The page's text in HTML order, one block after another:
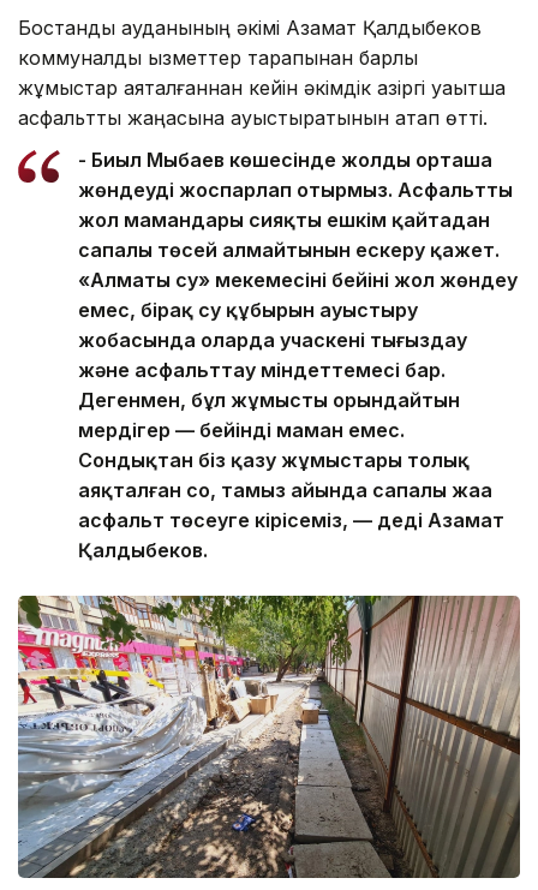
Бостандық ауданының әкімі Азамат Қалдыбеков
коммуналдық қызметтер тарапынан барлық
жұмыстар аяқталғаннан кейін әкімдік қазіргі уақытша
асфальтты жаңасына ауыстыратынын атап өтті.
- Биыл Мыңбаев көшесінде жолды орташа
жөндеуді жоспарлап отырмыз. Асфальтты
жол мамандары сияқты ешкім қайтадан
сапалы төсей алмайтынын ескеру қажет.
«Алматы су» мекемесінің бейіні жол жөндеу
емес, бірақ су құбырын ауыстыру
жобасында оларда учаскені тығыздау
және асфальттау міндеттемесі бар.
Дегенмен, бұл жұмысты орындайтын
мердігер — бейінді маман емес.
Сондықтан біз қазу жұмыстары толық
аяқталған соң, тамыз айында сапалы жаңа
асфальт төсеуге кірісеміз, — деді Азамат
Қалдыбеков.